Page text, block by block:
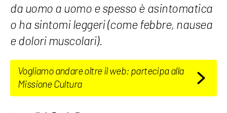
da uomo a uomo e spesso è asintomatica
o ha sintomi leggeri (come febbre, nausea
e dolori muscolari).
Vogliamo andare oltre il web: partecipa alla
Missione Cultura